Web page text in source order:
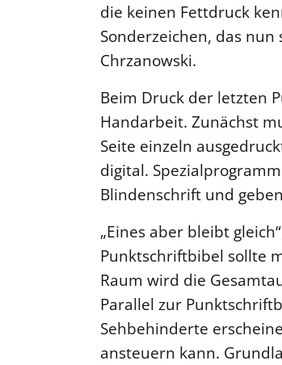
die keinen Fettdruck
Sonderzeichen, das
Chrzanowski.
Beim Druck der letzten
Handarbeit. Zunächst
Seite einzeln
digital.
Blindenschrift und
„Eines aber bleibt
Punktschriftbibel sollte
Raum wird die
Parallel zur
Sehbehinderte
ansteuern kann.